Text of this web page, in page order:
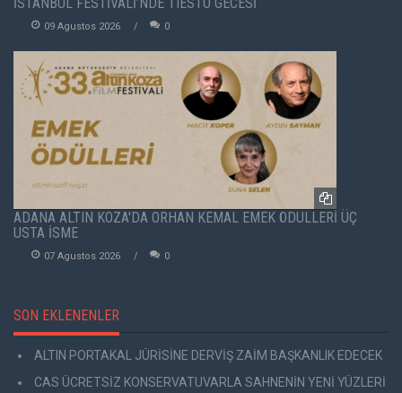
09 Agustos 2026 0
ADANA ALTIN KOZA'DA ORHAN KEMAL EMEK ÖDÜLLERİ ÜÇ
USTA İSME
07 Agustos 2026 0
SON EKLENENLER
ALTIN PORTAKAL JÜRİSİNE DERVİŞ ZAİM BAŞKANLIK EDECEK
CAS ÜCRETSİZ KONSERVATUVARLA SAHNENİN YENİ YÜZLERİ